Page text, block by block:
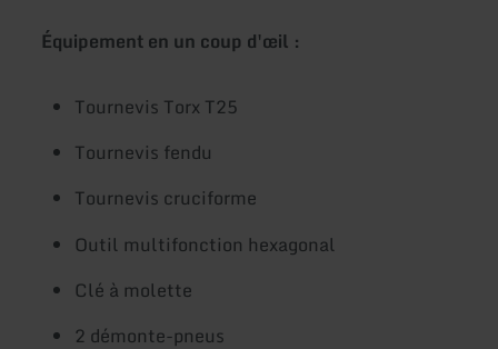
Équipement en un coup d'œil :
Tournevis Torx T25
Tournevis fendu
Tournevis cruciforme
Outil multifonction hexagonal
Clé à molette
2 démonte-pneus